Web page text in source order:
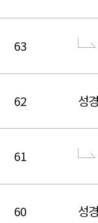
63
62 성
61
60 성